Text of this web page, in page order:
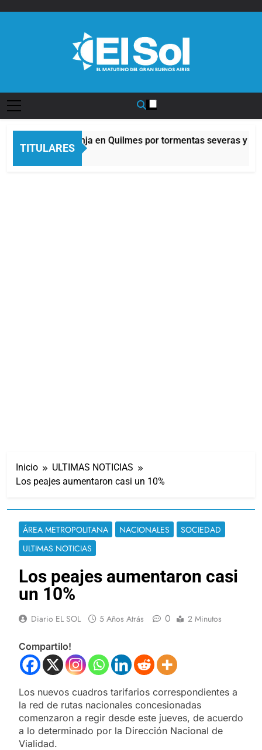
TITULARES
Alerta naranja en Quilmes por tormentas severas y
10 Horas Atrás
Inicio
ULTIMAS NOTICIAS
Los peajes aumentaron casi un 10%
ÁREA METROPOLITANA NACIONALES
SOCIEDAD
ULTIMAS NOTICIAS
Los peajes aumentaron casi
un 10%
Diario EL SOL 5 Años Atrás 0 2 Minutos
Compartilo!
Los nuevos cuadros tarifarios correspondientes a
la red de rutas nacionales concesionadas
comenzaron a regir desde este jueves, de acuerdo
a lo determinado por la Dirección Nacional de
Vialidad.